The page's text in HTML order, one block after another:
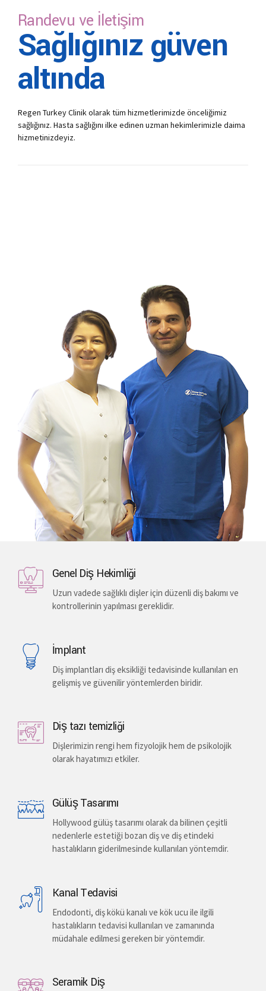
Randevu ve İletişim
Sağlığınız güven
altında
Regen Turkey Clinik olarak tüm hizmetlerimizde önceliğimiz
sağlığınız. Hasta sağlığını ilke edinen uzman hekimlerimizle daima
hizmetinizdeyiz.
Genel Diş Hekimliği
Uzun vadede sağlıklı dişler için düzenli diş bakımı ve
kontrollerinin yapılması gereklidir.
İmplant
Diş implantları diş eksikliği tedavisinde kullanılan en
gelişmiş ve güvenilir yöntemlerden biridir.
Diş tazı temizliği
Dişlerimizin rengi hem fizyolojik hem de psikolojik
olarak hayatımızı etkiler.
Gülüş Tasarımı
Hollywood gülüş tasarımı olarak da bilinen çeşitli
nedenlerle estetiği bozan diş ve diş etindeki
hastalıkların giderilmesinde kullanılan yöntemdir.
Kanal Tedavisi
Endodonti, diş kökü kanalı ve kök ucu ile ilgili
hastalıkların tedavisi kullanılan ve zamanında
müdahale edilmesi gereken bir yöntemdir.
Seramik Diş